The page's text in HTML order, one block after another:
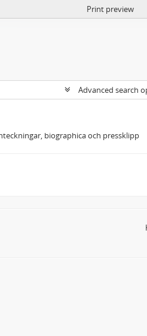
Print preview
Advanced search
biographica och pressklipp